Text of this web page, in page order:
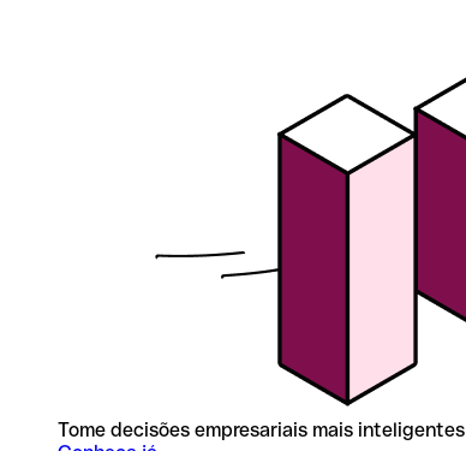
Tome decisões empresariais mais inteligentes